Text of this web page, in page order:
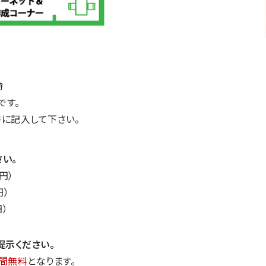
。
記入して下さい。
。
ください。
無料 となります。